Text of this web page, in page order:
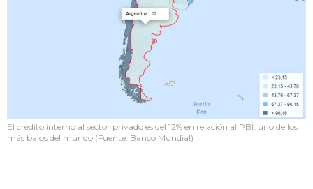
El crédito interno al sector privado es del 12% en relación al PBI, uno de los
más bajos del mundo (Fuente: Banco Mundial)